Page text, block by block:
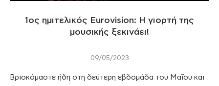
1ος ημιτελικός Eurovision: H γιορτή της
μουσικής ξεκινάει!
09/05/2023
Βρισκόμαστε ήδη στη δεύτερη εβδομάδα του Μαΐου και